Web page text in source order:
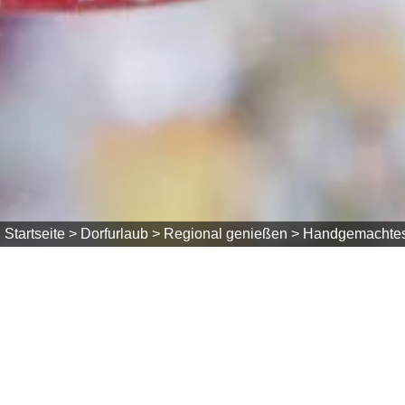
Startseite > Dorfurlaub > Regional genießen >